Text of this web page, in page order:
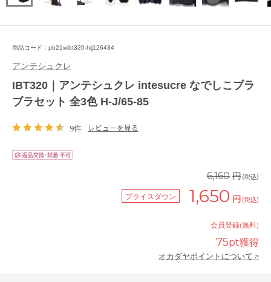
商品コード：pb21wibt320-hij126434
アンテシュクレ
IBT320｜アンテシュクレ intesucre なでしこブラ
ブラセット 全3色 H-J/65-85
9件 レビューを見る
6,160 円(税込)
プライスダウン 1,650 円 (税込)
会員登録(無料)
75pt獲得
オカダヤポイントについて >